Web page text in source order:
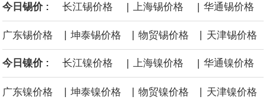
海力士：龙仁工厂将生产高带宽内存（HBM）及其他下一代动态随
机存取存储器（DRAM）。
今日锡价 : 长江锡价格 | 上海锡价格 | 华通锡价格
广东锡价格 坤泰锡价格 物贸锡价格 天津锡价格
今日镍价 : 长江镍价格 | 上海镍价格 | 华通镍价格
广东镍价格 | 坤泰镍价格 | 物贸镍价格 | 天津镍价格